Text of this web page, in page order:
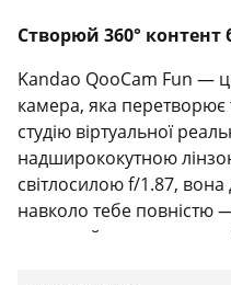
Створюй 360° контент
Kandao QooCam Fun —
камера, яка
студію віртуальної
надширококутною
світлосилою f/1.87, вона
навколо тебе повністю
тревел-зйомки чи